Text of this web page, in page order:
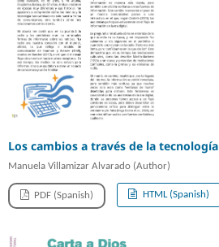
Los cambios a través de la tecnología
Manuela Villamizar Alvarado (Author)
PDF (Spanish) HTML (Spanish)